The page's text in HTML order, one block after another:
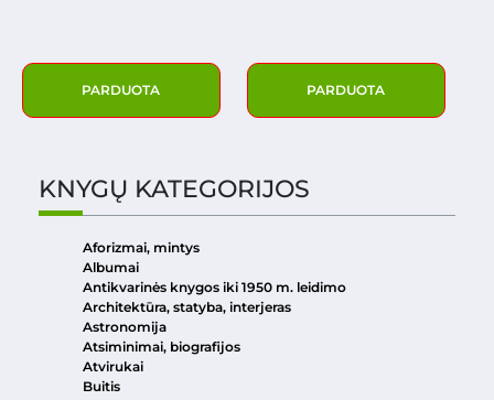
PARDUOTA PARDUOTA
KNYGŲ KATEGORIJOS
Aforizmai, mintys
Albumai
Antikvarinės knygos iki 1950 m. leidimo
Architektūra, statyba, interjeras
Astronomija
Atsiminimai, biografijos
Atvirukai
Buitis